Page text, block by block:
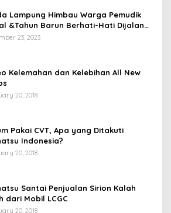
Lampung Himbau Warga Pemudik
&Tahun Barun Berhati-Hati Dijalan
Melintas di -Titik Rawan Kecelakaan
23, 2023
Kelemahan dan Kelebihan All New
20, 2018
Pakai CVT, Apa yang Ditakuti
Indonesia?
20, 2018
Santai Penjualan Sirion Kalah
dari Mobil LCGC
20, 2018